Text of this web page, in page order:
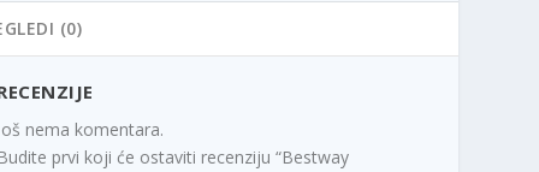
(0)
nema komentara.
prvi koji će ostaviti recenziju “Bestway